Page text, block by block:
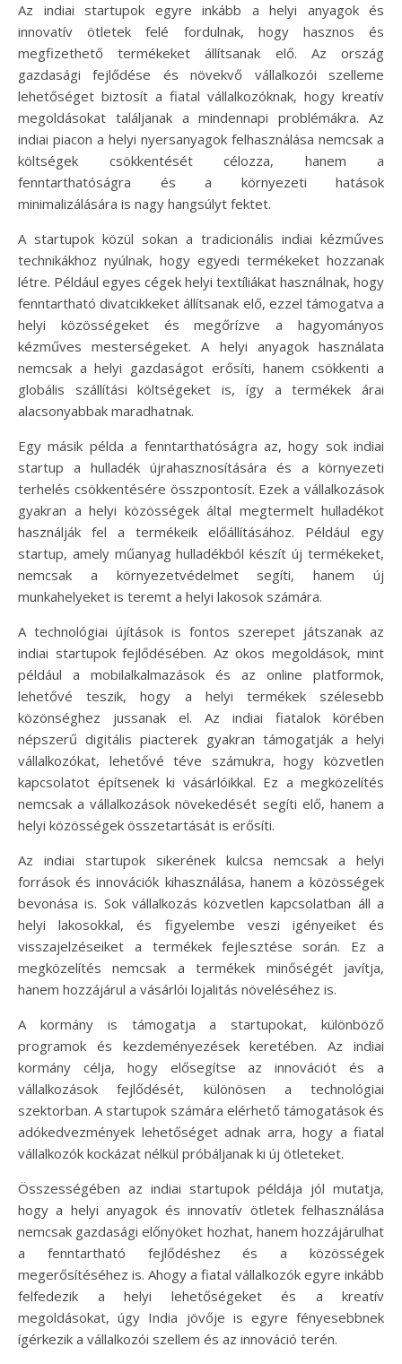
Az indiai startupok egyre inkább a helyi anyagok és
innovatív ötletek felé fordulnak, hogy hasznos és
megfizethető termékeket állítsanak elő. Az ország
gazdasági fejlődése és növekvő vállalkozói szelleme
lehetőséget biztosít a fiatal vállalkozóknak, hogy kreatív
megoldásokat találjanak a mindennapi problémákra. Az
indiai piacon a helyi nyersanyagok felhasználása nemcsak a
költségek csökkentését célozza, hanem a
fenntarthatóságra és a környezeti hatások
minimalizálására is nagy hangsúlyt fektet.
A startupok közül sokan a tradicionális indiai kézműves
technikákhoz nyúlnak, hogy egyedi termékeket hozzanak
létre. Például egyes cégek helyi textíliákat használnak, hogy
fenntartható divatcikkeket állítsanak elő, ezzel támogatva a
helyi közösségeket és megőrízve a hagyományos
kézműves mesterségeket. A helyi anyagok használata
nemcsak a helyi gazdaságot erősíti, hanem csökkenti a
globális szállítási költségeket is, így a termékek árai
alacsonyabbak maradhatnak.
Egy másik példa a fenntarthatóságra az, hogy sok indiai
startup a hulladék újrahasznosítására és a környezeti
terhelés csökkentésére összpontosít. Ezek a vállalkozások
gyakran a helyi közösségek által megtermelt hulladékot
használják fel a termékeik előállításához. Például egy
startup, amely műanyag hulladékból készít új termékeket,
nemcsak a környezetvédelmet segíti, hanem új
munkahelyeket is teremt a helyi lakosok számára.
A technológiai újítások is fontos szerepet játszanak az
indiai startupok fejlődésében. Az okos megoldások, mint
például a mobilalkalmazások és az online platformok,
lehetővé teszik, hogy a helyi termékek szélesebb
közönséghez jussanak el. Az indiai fiatalok körében
népszerű digitális piacterek gyakran támogatják a helyi
vállalkozókat, lehetővé téve számukra, hogy közvetlen
kapcsolatot építsenek ki vásárlóikkal. Ez a megközelítés
nemcsak a vállalkozások növekedését segíti elő, hanem a
helyi közösségek összetartását is erősíti.
Az indiai startupok sikerének kulcsa nemcsak a helyi
források és innovációk kihasználása, hanem a közösségek
bevonása is. Sok vállalkozás közvetlen kapcsolatban áll a
helyi lakosokkal, és figyelembe veszi igényeiket és
visszajelzéseiket a termékek fejlesztése során. Ez a
megközelítés nemcsak a termékek minőségét javítja,
hanem hozzájárul a vásárlói lojalitás növeléséhez is.
A kormány is támogatja a startupokat, különböző
programok és kezdeményezések keretében. Az indiai
kormány célja, hogy elősegítse az innovációt és a
vállalkozások fejlődését, különösen a technológiai
szektorban. A startupok számára elérhető támogatások és
adókedvezmények lehetőséget adnak arra, hogy a fiatal
vállalkozók kockázat nélkül próbáljanak ki új ötleteket.
Összességében az indiai startupok példája jól mutatja,
hogy a helyi anyagok és innovatív ötletek felhasználása
nemcsak gazdasági előnyöket hozhat, hanem hozzájárulhat
a fenntartható fejlődéshez és a közösségek
megerősítéséhez is. Ahogy a fiatal vállalkozók egyre inkább
felfedezik a helyi lehetőségeket és a kreatív
megoldásokat, úgy India jövője is egyre fényesebbnek
ígérkezik a vállalkozói szellem és az innováció terén.